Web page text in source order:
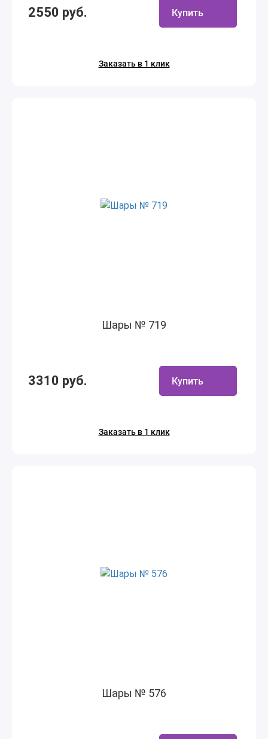
2550 руб. Купить
Заказать в 1 клик
Шары № 719
3310 руб. Купить
Заказать в 1 клик
Шары № 576